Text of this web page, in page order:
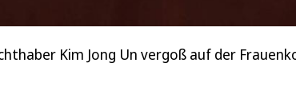
Kim Jong Un vergoß auf der